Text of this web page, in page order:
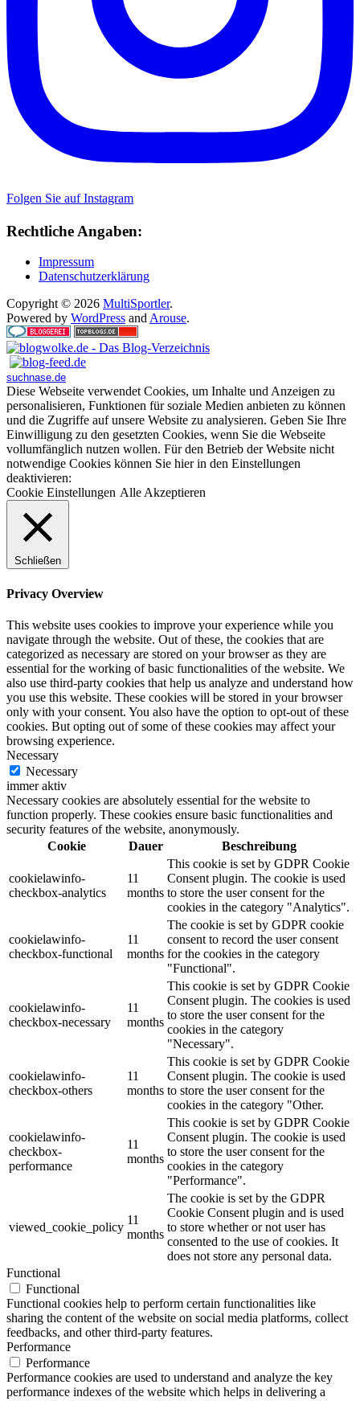
Folgen Sie auf Instagram
Rechtliche Angaben:
Impressum
Datenschutzerklärung
Copyright © 2026 MultiSportler.
Powered by WordPress and Arouse.
suchnase.de
Diese Webseite verwendet Cookies, um Inhalte und Anzeigen zu
personalisieren, Funktionen für soziale Medien anbieten zu können
und die Zugriffe auf unsere Website zu analysieren. Geben Sie Ihre
Einwilligung zu den gesetzten Cookies, wenn Sie die Webseite
vollumfänglich nutzen wollen. Für den Betrieb der Website nicht
notwendige Cookies können Sie hier in den Einstellungen
deaktivieren:
Cookie Einstellungen Alle Akzeptieren
Schließen
Privacy Overview
This website uses cookies to improve your experience while you
navigate through the website. Out of these, the cookies that are
categorized as necessary are stored on your browser as they are
essential for the working of basic functionalities of the website. We
also use third-party cookies that help us analyze and understand how
you use this website. These cookies will be stored in your browser
only with your consent. You also have the option to opt-out of these
cookies. But opting out of some of these cookies may affect your
browsing experience.
Necessary
Necessary
immer aktiv
Necessary cookies are absolutely essential for the website to
function properly. These cookies ensure basic functionalities and
security features of the website, anonymously.
Cookie
Dauer Beschreibung
cookielawinfo-
checkbox-analytics
11
months
This cookie is set by GDPR Cookie
Consent plugin. The cookie is used
to store the user consent for the
cookies in the category "Analytics".
cookielawinfo-
checkbox-functional
11
months
The cookie is set by GDPR cookie
consent to record the user consent
for the cookies in the category
"Functional".
cookielawinfo-
checkbox-necessary
11
months
This cookie is set by GDPR Cookie
Consent plugin. The cookies is used
to store the user consent for the
cookies in the category
"Necessary".
cookielawinfo-
checkbox-others
11
months
This cookie is set by GDPR Cookie
Consent plugin. The cookie is used
to store the user consent for the
cookies in the category "Other.
cookielawinfo-
checkbox-
performance
11
months
This cookie is set by GDPR Cookie
Consent plugin. The cookie is used
to store the user consent for the
cookies in the category
"Performance".
viewed_cookie_policy
11
months
The cookie is set by the GDPR
Cookie Consent plugin and is used
to store whether or not user has
consented to the use of cookies. It
does not store any personal data.
Functional
Functional
Functional cookies help to perform certain functionalities like
sharing the content of the website on social media platforms, collect
feedbacks, and other third-party features.
Performance
Performance
Performance cookies are used to understand and analyze the key
performance indexes of the website which helps in delivering a